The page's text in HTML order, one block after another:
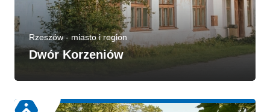
Rzeszów - miasto i region
Dwór Korzeniów